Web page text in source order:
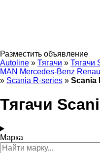
Разместить объявление
Autoline » Тягачи » Тягачи
MAN Mercedes-Benz
» Scania R-series » Scania
Тягачи
Марка